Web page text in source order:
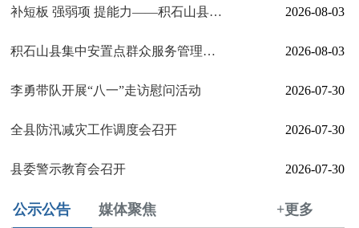
补短板 强弱项 提能力——积石山县为党组书记集中“加油充电” 2026-08-03
积石山县集中安置点群众服务管理工作推进会召开 2026-08-03
李勇带队开展“八一”走访慰问活动 2026-07-30
全县防汛减灾工作调度会召开 2026-07-30
县委警示教育会召开 2026-07-30
公示公告 媒体聚焦 +更多